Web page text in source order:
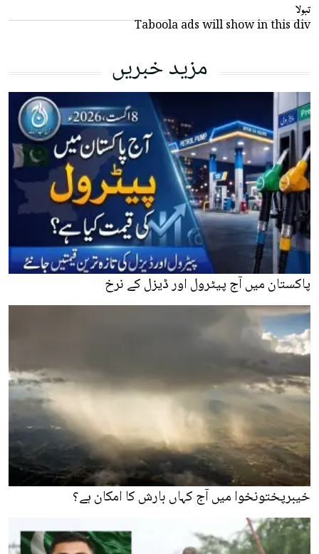
تبولا
Taboola ads will show in this div
مزید خبریں
پاکستان میں آج پیٹرول اور ڈیزل کے نرخ
خیبرپختونخوا میں آج کہاں بارش کا امکان ہے؟